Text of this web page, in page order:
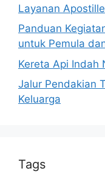
Layanan Apostille
Panduan
untuk Pemula
Kereta Api Indah
Jalur Pendakian
Keluarga
Tags